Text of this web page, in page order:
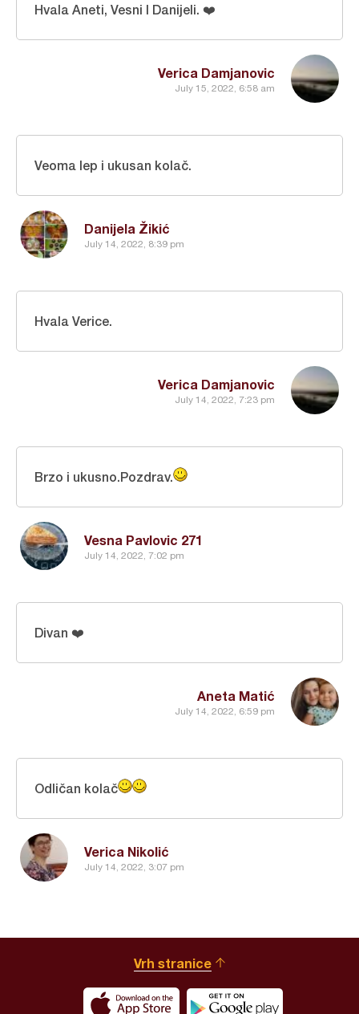
Verica Damjanovic
July 15, 2022, 6:58 am
Hvala Aneti, Vesni I Danijeli. ❤️
Danijela Žikić
July 14, 2022, 8:39 pm
Veoma lep i ukusan kolač.
Verica Damjanovic
July 14, 2022, 7:23 pm
Hvala Verice.
Vesna Pavlovic 271
July 14, 2022, 7:02 pm
Brzo i ukusno.Pozdrav.
Aneta Matić
July 14, 2022, 6:59 pm
Divan ❤️
Verica Nikolić
July 14, 2022, 3:07 pm
Odličan kolač
Vrh stranice